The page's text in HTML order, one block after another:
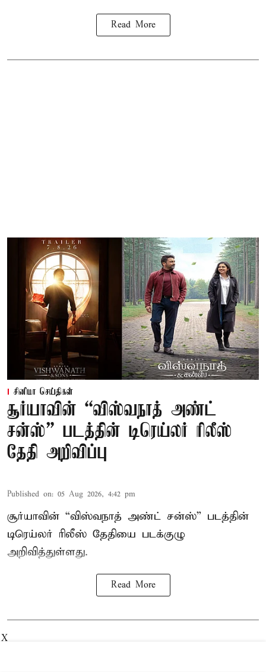
Read More
சினிமா செய்திகள்
சூர்யாவின் “விஸ்வநாத் அண்ட்
சன்ஸ்” படத்தின் டிரெய்லர் ரிலீஸ்
தேதி அறிவிப்பு
Published on: 05 Aug 2026, 4:42 pm
சூர்யாவின் “விஸ்வநாத் அண்ட் சன்ஸ்” படத்தின்
டிரெய்லர் ரிலீஸ் தேதியை படக்குழு
அறிவித்துள்ளது.
Read More
X